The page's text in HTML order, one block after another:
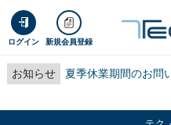
ログイン 新規会員登録
お知らせ 夏季休業期間のお問